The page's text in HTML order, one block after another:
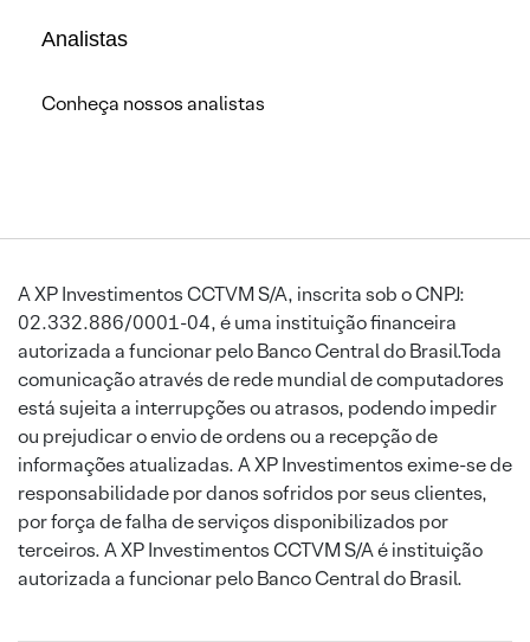
Analistas
Conheça nossos analistas
A XP Investimentos CCTVM S/A, inscrita sob o CNPJ:
02.332.886/0001-04, é uma instituição financeira
autorizada a funcionar pelo Banco Central do Brasil.Toda
comunicação através de rede mundial de computadores
está sujeita a interrupções ou atrasos, podendo impedir
ou prejudicar o envio de ordens ou a recepção de
informações atualizadas. A XP Investimentos exime-se de
responsabilidade por danos sofridos por seus clientes,
por força de falha de serviços disponibilizados por
terceiros. A XP Investimentos CCTVM S/A é instituição
autorizada a funcionar pelo Banco Central do Brasil.